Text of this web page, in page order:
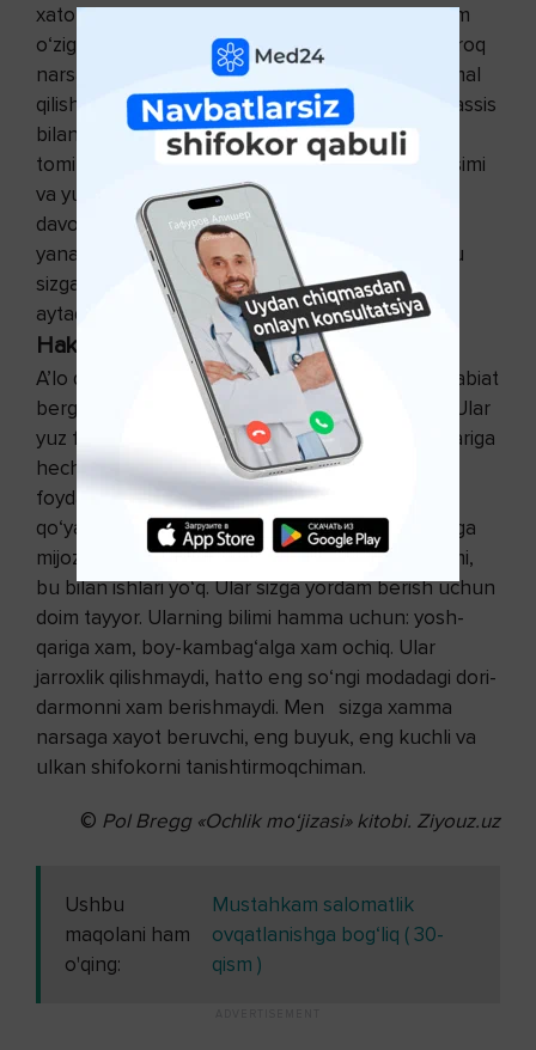
xatongizni tushunib yetmaysiz. Ovqat yeyish xam
o‘ziga xos ilm bo‘lib, lazzatlanishdan ko‘ra kattaroq
narsani anglatadi. Mazkur kitobdagi dasturga amal
qilishdan oldin yurak kasalliklari bo‘yicha mutaxassis
bilan maslahatlashing. U sizga yurak va qon
tomirlaringiz axvoli haqida xabar bersin, qon bosimi
va yurak urishini tekshirsin, keyin esa bir yil
davomida parxez va ochlanishga kirishing. Keyin
yana xakimingizga uchrang. Ishonchim komilki, u
sizga: “O‘z tanangizda mo‘’jizalar qilibsiz”, - deb
aytadi.
Hakim sizning ixtiyoringizda
A’lo darajadagi sog‘likka ega bo‘lishimiz uchun tabiat
bergan to‘qqiz hakim doim yordamga tayyordir. Ular
yuz foizlik yutuqqa kafolat beradilar. Ular mijozlariga
hech qachon zarar keltirmaydilar, ammo mijoz
foydasini bilmay, ularni ayrim xollarda tan olmay
qo‘yadilar. Lekin bu hakimlar juda soddalar. Ularga
mijoz murojaat qilayaptimi, murojaat qilmayaptimi,
bu bilan ishlari yo‘q. Ular sizga yordam berish uchun
doim tayyor. Ularning bilimi hamma uchun: yosh-
qariga xam, boy-kambag‘alga xam ochiq. Ular
jarroxlik qilishmaydi, hatto eng so‘ngi modadagi dori-
darmonni xam berishmaydi. Men sizga xamma
narsaga xayot beruvchi, eng buyuk, eng kuchli va
ulkan shifokorni tanishtirmoqchiman.
© Pol Bregg «Ochlik mo‘jizasi» kitobi. Ziyouz.uz
Ushbu
maqolani ham
o'qing:
Mustahkam salomatlik
ovqatlanishga bog‘liq ( 30-
qism )